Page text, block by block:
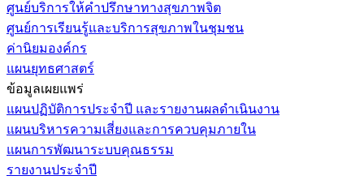
ศูนย์บริการให้คำปรึกษาทางสุขภาพจิต
ศูนย์การเรียนรู้และบริการสุขภาพในชุมชน
ค่านิยมองค์กร
แผนยุทธศาสตร์
ข้อมูลเผยแพร่
แผนปฏิบัติการประจำปี และรายงานผลดำเนินงาน
แผนบริหารความเสี่ยงและการควบคุมภายใน
แผนการพัฒนาระบบคุณธรรม
รายงานประจำปี